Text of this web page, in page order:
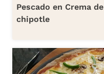
Pescado en Crema de
chipotle